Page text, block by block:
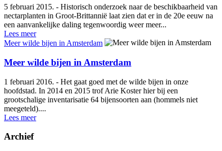
5 februari 2015. - Historisch onderzoek naar de beschikbaarheid van
nectarplanten in Groot-Brittannië laat zien dat er in de 20e eeuw na
een aanvankelijke daling tegenwoordig weer meer...
Lees meer
Meer wilde bijen in Amsterdam
Meer wilde bijen in Amsterdam
1 februari 2016. - Het gaat goed met de wilde bijen in onze
hoofdstad. In 2014 en 2015 trof Arie Koster hier bij een
grootschalige inventarisatie 64 bijensoorten aan (hommels niet
meegeteld)....
Lees meer
Archief